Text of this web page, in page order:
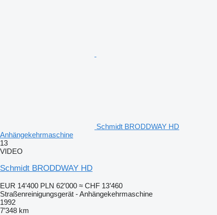
Schmidt BRODDWAY HD
Anhängekehrmaschine
13
VIDEO
Schmidt BRODDWAY HD
EUR 14’400 PLN 62’000 ≈ CHF 13’460
Straßenreinigungsgerät - Anhängekehrmaschine
1992
7’348 km